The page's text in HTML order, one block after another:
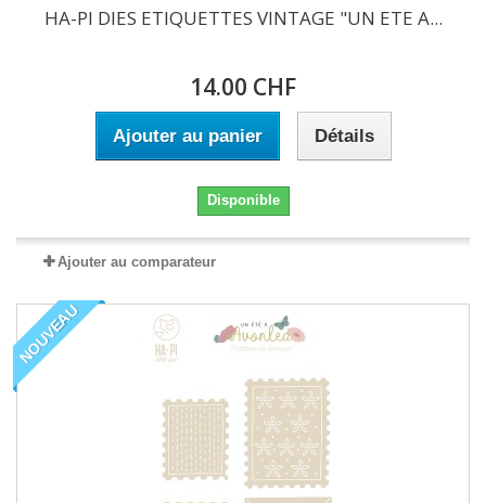
HA-PI DIES ETIQUETTES VINTAGE "UN ETE A...
14.00 CHF
Ajouter au panier Détails
Disponible
Ajouter au comparateur
NOUVEAU